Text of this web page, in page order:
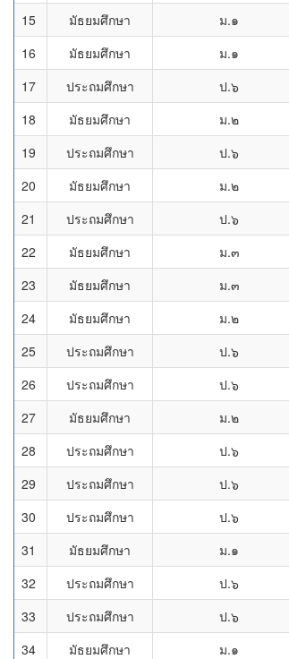
15
มัธยมศึกษา ม.๑
16
มัธยมศึกษา ม.๑
17
ประถมศึกษา ป.๖
18
มัธยมศึกษา ม.๒
19
ประถมศึกษา ป.๖
20
มัธยมศึกษา ม.๒
21
ประถมศึกษา ป.๖
22
มัธยมศึกษา ม.๓
23
มัธยมศึกษา ม.๓
24
มัธยมศึกษา ม.๒
25
ประถมศึกษา ป.๖
26
ประถมศึกษา ป.๖
27
มัธยมศึกษา ม.๒
28
ประถมศึกษา ป.๖
29
ประถมศึกษา ป.๖
30
ประถมศึกษา ป.๖
31
มัธยมศึกษา ม.๑
32
ประถมศึกษา ป.๖
33
ประถมศึกษา ป.๖
34
มัธยมศึกษา ม.๑